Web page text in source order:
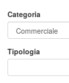
Categoria
Tipologia